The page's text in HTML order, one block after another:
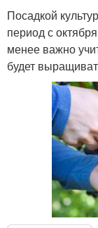
Посадкой
период с
менее важно
будет